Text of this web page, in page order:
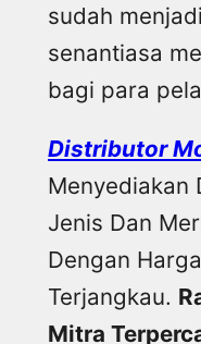
sudah
senantiasa
bagi para
Distributor
Menyediakan
Jenis Dan
Dengan
Terjangkau.
Mitra